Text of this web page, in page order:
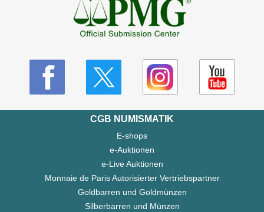
CGB NUMISMATIK
E-shops
e-Auktionen
e-Live Auktionen
Monnaie de Paris Autorisierter Vertriebspartner
Goldbarren und Goldmünzen
Silberbarren und Münzen